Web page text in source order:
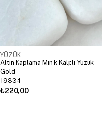
YÜZÜK
Altın Kaplama Minik Kalpli Yüzük
Gold
19334
₺220,00